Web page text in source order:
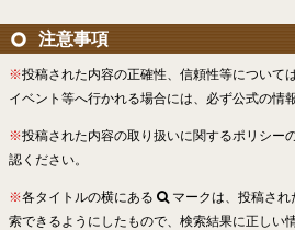
注意事項
※投稿された内容の正確性、信頼性等について
イベント等へ行かれる場合には、必ず公式の情
※投稿された内容の取り扱いに関するポリシー
認ください。
※各タイトルの横にある
マークは、投稿さ
索できるようにしたもので、検索結果に正しい